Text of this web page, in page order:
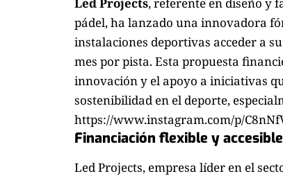
pádel, ha lanzado una innovadora
instalaciones deportivas acceder a
mes por pista. Esta propuesta
innovación y el apoyo a iniciativas
sostenibilidad en el deporte,
https://www.instagram.com/p/
Financiación flexible y accesible
Led Projects, empresa líder en el